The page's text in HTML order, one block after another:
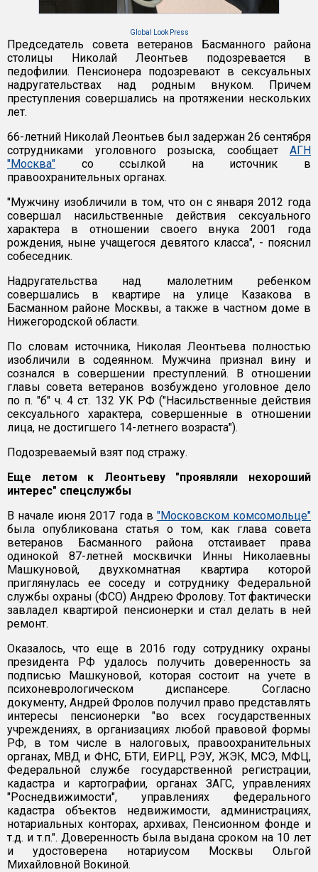
Global Look Press
Председатель совета ветеранов Басманного района
столицы Николай Леонтьев подозревается в
педофилии. Пенсионера подозревают в сексуальных
надругательствах над родным внуком. Причем
преступления совершались на протяжении нескольких
лет.
66-летний Николай Леонтьев был задержан 26 сентября
сотрудниками уголовного розыска, сообщает АГН
"Москва" со ссылкой на источник в
правоохранительных органах.
"Мужчину изобличили в том, что он с января 2012 года
совершал насильственные действия сексуального
характера в отношении своего внука 2001 года
рождения, ныне учащегося девятого класса", - пояснил
собеседник.
Надругательства над малолетним ребенком
совершались в квартире на улице Казакова в
Басманном районе Москвы, а также в частном доме в
Нижегородской области.
По словам источника, Николая Леонтьева полностью
изобличили в содеянном. Мужчина признал вину и
сознался в совершении преступлений. В отношении
главы совета ветеранов возбуждено уголовное дело
по п. "б" ч. 4 ст. 132 УК РФ ("Насильственные действия
сексуального характера, совершенные в отношении
лица, не достигшего 14-летнего возраста").
Подозреваемый взят под стражу.
Еще летом к Леонтьеву "проявляли нехороший
интерес" спецслужбы
В начале июня 2017 года в "Московском комсомольце"
была опубликована статья о том, как глава совета
ветеранов Басманного района отстаивает права
одинокой 87-летней москвички Инны Николаевны
Машкуновой, двухкомнатная квартира которой
приглянулась ее соседу и сотруднику Федеральной
службы охраны (ФСО) Андрею Фролову. Тот фактически
завладел квартирой пенсионерки и стал делать в ней
ремонт.
Оказалось, что еще в 2016 году сотруднику охраны
президента РФ удалось получить доверенность за
подписью Машкуновой, которая состоит на учете в
психоневрологическом диспансере. Согласно
документу, Андрей Фролов получил право представлять
интересы пенсионерки "во всех государственных
учреждениях, в организациях любой правовой формы
РФ, в том числе в налоговых, правоохранительных
органах, МВД и ФНС, БТИ, ЕИРЦ, РЭУ, ЖЭК, МСЭ, МФЦ,
Федеральной службе государственной регистрации,
кадастра и картографии, органах ЗАГС, управлениях
"Роснедвижимости", управлениях федерального
кадастра объектов недвижимости, администрациях,
нотариальных конторах, архивах, Пенсионном фонде и
т.д. и т.п.". Доверенность была выдана сроком на 10 лет
и удостоверена нотариусом Москвы Ольгой
Михайловной Вокиной.